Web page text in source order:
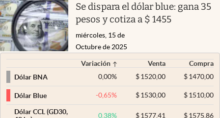
Se dispara el dólar blue: gana 35
pesos y cotiza a $ 1455
miércoles, 15 de
Octubre de 2025
Variación Venta
Compra
Dólar BNA
0,00% $ 1520,00 $1470,00
Dólar Blue -0,65% $ 1530,00 $1510,00
Dólar CCL (GD30,
0,38% $ 1577,41 $1575,86